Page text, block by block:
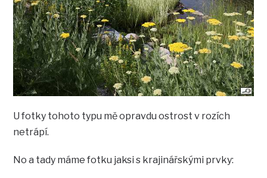
U fotky tohoto typu mě opravdu ostrost v rozích
netrápí.
No a tady máme fotku jaksi s krajinářskými prvky: